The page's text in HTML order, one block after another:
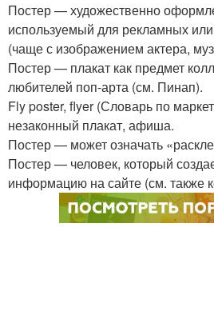
Постер — художественно
используемый для рекламных
(чаще с изображением актера,
Постер — плакат как предмет
любителей поп-арта (см. Пинап).
Fly poster, flyer (Словарь по
незаконный плакат, афиша.
Постер — может означать
Постер — человек, который
информацию на сайте (см. также